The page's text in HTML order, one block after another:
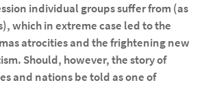
individual groups suffer from (as
which in extreme case led to the
atrocities and the frightening new
Should, however, the story of
and nations be told as one of